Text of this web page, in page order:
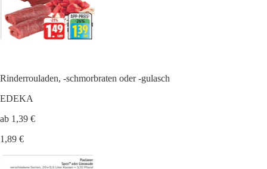
Rinderrouladen, -schmorbraten oder -gulasch
EDEKA
ab 1,39 €
1,89 €